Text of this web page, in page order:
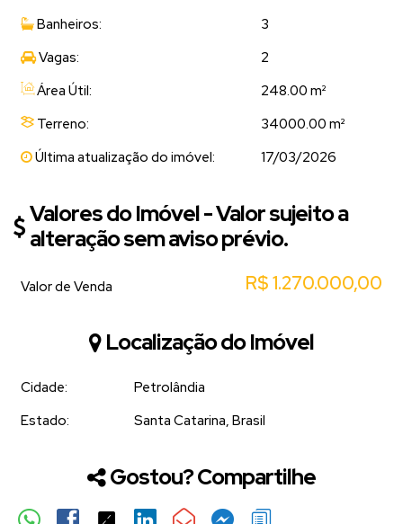
01 quarto
01 banheiro
Garagem
criação de animais ou até mesmo um refúgio de fim de semana
(Valor sujeito a alteração sem aviso prévio)
uma visita!
Banheiros:
3
Vagas:
2
Área Útil:
248.00 m²
Terreno:
34000.00 m²
Última atualização do imóvel:
17/03/2026
Valores do Imóvel - Valor sujeito a
alteração sem aviso prévio.
R$1.270.000,00
Valor de Venda
Localização do Imóvel
Cidade:
Petrolândia
Estado:
Santa Catarina, Brasil
Gostou? Compartilhe